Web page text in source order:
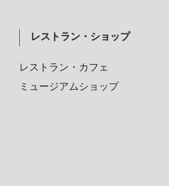
レストラン・ショップ
レストラン・カフェ
ミュージアムショップ